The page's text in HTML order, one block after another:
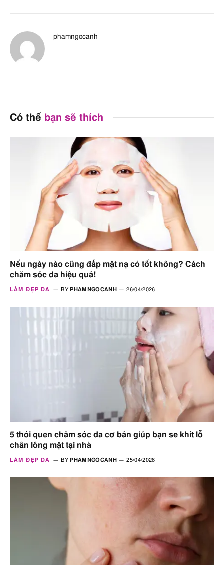
phamngocanh
Có thể bạn sẽ thích
Nếu ngày nào cũng đắp mặt nạ có tốt không? Cách
chăm sóc da hiệu quả!
LÀM ĐẸP DA BY PHAMNGOCANH 26/04/2026
5 thói quen chăm sóc da cơ bản giúp bạn se khít lỗ
chân lông mặt tại nhà
LÀM ĐẸP DA BY PHAMNGOCANH 25/04/2026